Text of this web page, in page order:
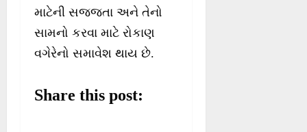
માટેની સજ્જતા અને તેનો
સામનો કરવા માટે રોકાણ
વગેરેનો સમાવેશ થાય છે.
Share this post: